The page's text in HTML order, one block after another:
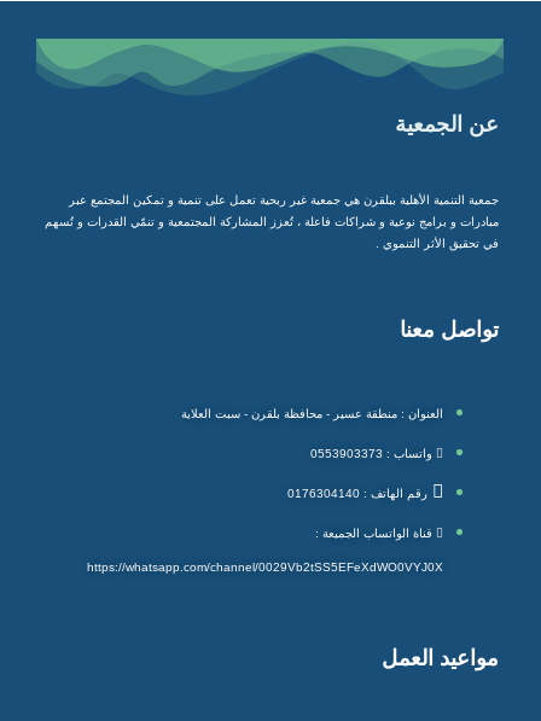
عن الجمعية
جمعية التنمية الأهلية ببلقرن هي جمعية غير ربحية تعمل على تنمية و تمكين المجتمع عبر
مبادرات و برامج نوعية و شراكات فاعلة ، تُعزز المشاركة المجتمعية و تنمّي القدرات و تُسهم
في تحقيق الأثر التنموي .
تواصل معنا
العنوان : منطقة عسير - محافظة بلقرن - سبت العلاية
واتساب : 0553903373
رقم الهاتف : 0176304140
قناة الواتساب الجميعة :
https://whatsapp.com/channel/0029Vb2tSS5EFeXdWO0VYJ0X
مواعيد العمل